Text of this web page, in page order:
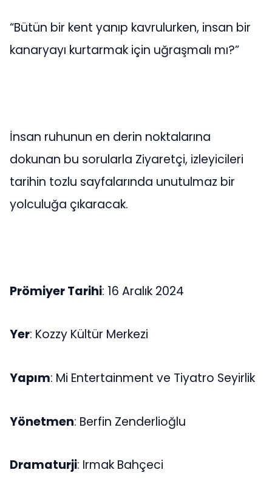
“Bütün bir kent yanıp kavrulurken, insan bir
kanaryayı kurtarmak için uğraşmalı mı?”
İnsan ruhunun en derin noktalarına
dokunan bu sorularla Ziyaretçi, izleyicileri
tarihin tozlu sayfalarında unutulmaz bir
yolculuğa çıkaracak.
Prömiyer Tarihi: 16 Aralık 2024
Yer: Kozzy Kültür Merkezi
Yapım: Mi Entertainment ve Tiyatro Seyirlik
Yönetmen: Berfin Zenderlioğlu
Dramaturji: Irmak Bahçeci